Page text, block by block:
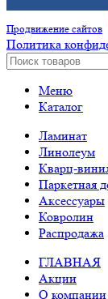
Продвижение сайтов
Политика
Меню
Каталог
Ламинат
Линолеум
Кварц-
Паркетная
Аксессуары
Ковролин
Распродажа
ГЛАВНАЯ
Акции
О компании